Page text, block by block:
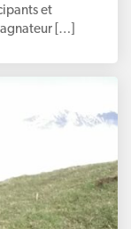
et
[…]